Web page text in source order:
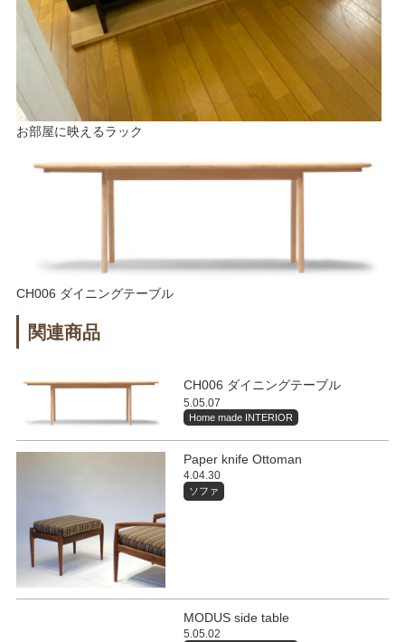
お部屋に映えるラック
CH006 ダイニングテーブル
関連商品
CH006 ダイニングテーブル
5.05.07
Home made INTERIOR
Paper knife Ottoman
4.04.30
ソファ
MODUS side table
5.05.02